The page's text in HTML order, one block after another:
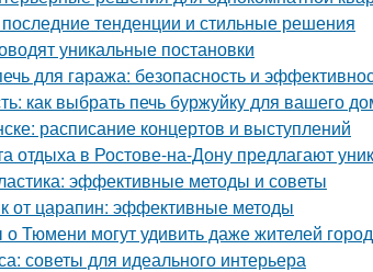
тенденции и стильные решения
уникальные постановки
для гаража: безопасность и
как выбрать печь буржуйку для вашего
расписание концертов и выступлений
отдыха в Ростове-на-Дону предлагают
эффективные методы и советы
от царапин: эффективные методы
Тюмени могут удивить даже жителей
советы для идеального интерьера